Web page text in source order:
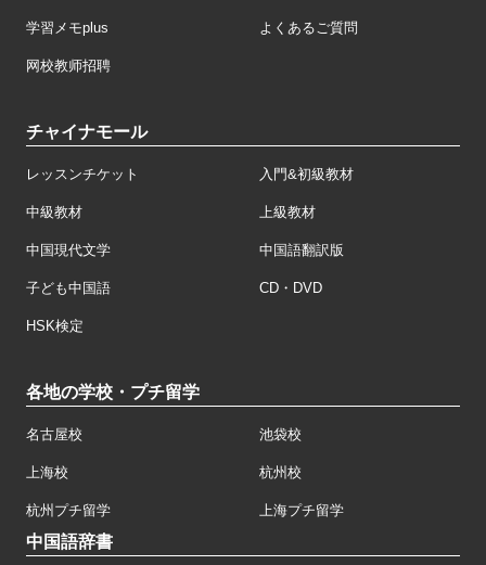
学習メモplus よくあるご質問
网校教师招聘
チャイナモール
レッスンチケット 入門&初級教材
中級教材 上級教材
中国現代文学 中国語翻訳版
子ども中国語 CD・DVD
HSK検定
各地の学校・プチ留学
名古屋校 池袋校
上海校 杭州校
杭州プチ留学 上海プチ留学
中国語辞書